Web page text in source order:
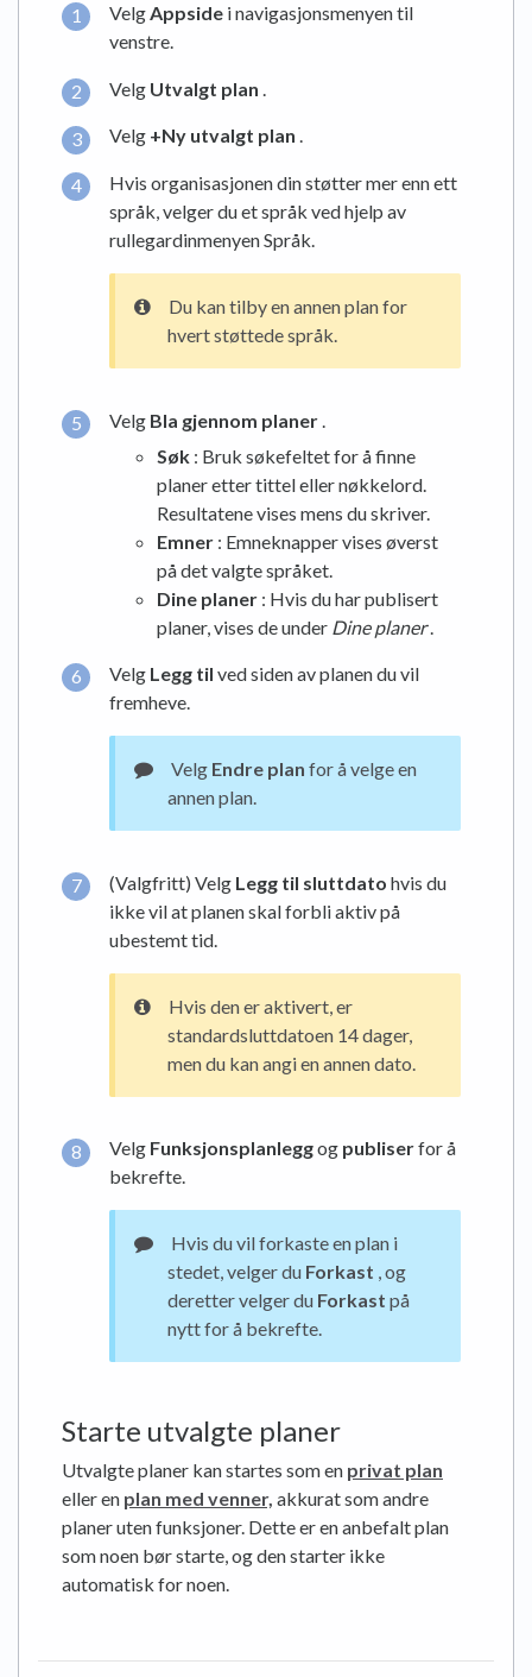
VelgAppside i navigasjonsmenyen til
venstre.
Velg Utvalgt plan .
Velg +Ny utvalgt plan .
Hvis organisasjonen din støtter mer enn ett
språk, velger du et språk ved hjelp av
rullegardinmenyen Språk.
Du kan tilby en annen plan for
hvert støttede språk.
Velg Bla gjennom planer
Søk : Bruk søkefeltet for å finne
planer etter tittel eller nøkkelord.
Resultatene vises mens du skriver.
Emner : Emneknapper vises øverst
på det valgte språket.
Dine planer : Hvis du har publisert
planer, vises de under Dine planer.
Velg Legg til ved siden av planen du vil
fremheve.
Velg Endre plan for å velge en
annen plan.
(Valgfritt) Velg Legg til sluttdato hvis du
ikke vil at planen skal forbli aktiv på
ubestemt tid.
Hvis den er aktivert, er
standardsluttdatoen 14 dager,
men du kan angi en annen dato.
Velg Funksjonsplanleggog publiserfor å
bekrefte.
Hvis du vil forkaste en plan i
stedet, velger du Forkast , og
deretter velger du Forkast på
nytt for å bekrefte.
Starte utvalgte planer
Utvalgte planer kan startes som en privat plan
eller en plan med venner, akkurat som andre
planer uten funksjoner. Dette er en anbefalt plan
som noen bør starte, og den starter ikke
automatisk for noen.